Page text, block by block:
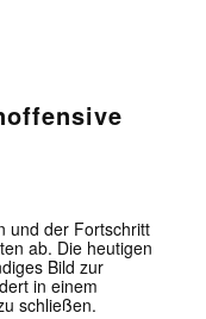
und der Fortschritt
ab. Die heutigen
Bild zur
in einem
schließen.